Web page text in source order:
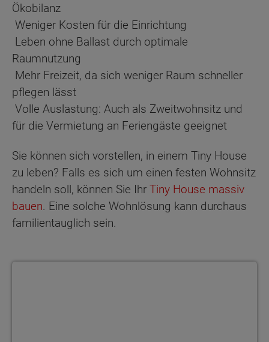
Ökobilanz
Weniger Kosten für die Einrichtung
Leben ohne Ballast durch optimale
Raumnutzung
Mehr Freizeit, da sich weniger Raum schneller
pflegen lässt
Volle Auslastung: Auch als Zweitwohnsitz und
für die Vermietung an Feriengäste geeignet
Sie können sich vorstellen, in einem Tiny House
zu leben? Falls es sich um einen festen Wohnsitz
handeln soll, können Sie Ihr Tiny House massiv
bauen. Eine solche Wohnlösung kann durchaus
familientauglich sein.